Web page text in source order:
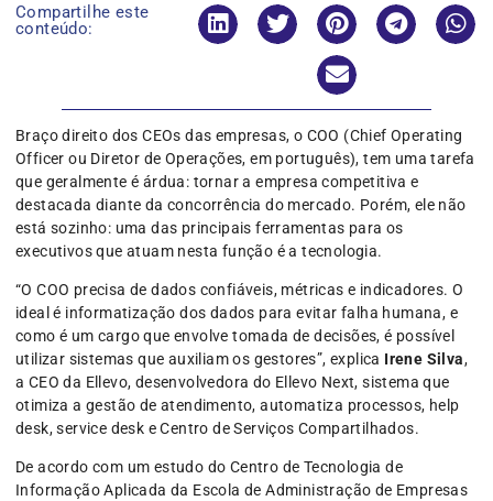
Compartilhe este
conteúdo:
Braço direito dos CEOs das empresas, o COO (Chief Operating
Officer ou Diretor de Operações, em português), tem uma tarefa
que geralmente é árdua: tornar a empresa competitiva e
destacada diante da concorrência do mercado. Porém, ele não
está sozinho: uma das principais ferramentas para os
executivos que atuam nesta função é a tecnologia.
“O COO precisa de dados confiáveis, métricas e indicadores. O
ideal é informatização dos dados para evitar falha humana, e
como é um cargo que envolve tomada de decisões, é possível
utilizar sistemas que auxiliam os gestores”, explica Irene Silva,
a CEO da Ellevo, desenvolvedora do Ellevo Next, sistema que
otimiza a gestão de atendimento, automatiza processos, help
desk, service desk e Centro de Serviços Compartilhados.
De acordo com um estudo do Centro de Tecnologia de
Informação Aplicada da Escola de Administração de Empresas